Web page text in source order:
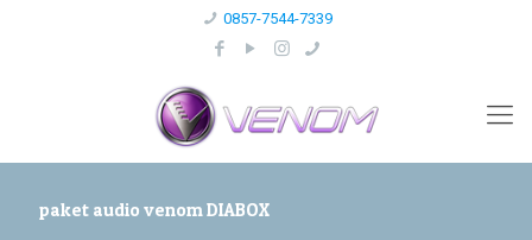
0857-7544-7339
paket audio venom DIABOX